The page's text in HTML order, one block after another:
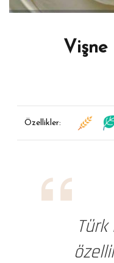
Vişne
Özellikler: